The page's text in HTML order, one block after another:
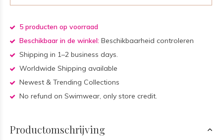
5 producten op voorraad
Beschikbaar in de winkel: Beschikbaarheid controleren
Shipping in 1–2 business days.
Worldwide Shipping available
Newest & Trending Collections
No refund on Swimwear, only store credit.
Productomschrijving